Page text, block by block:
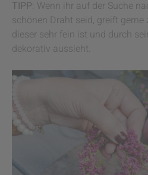
TIPP: Wenn ihr auf der Suche
schönen Draht seid, greift
dieser sehr fein ist und durch
dekorativ aussieht.